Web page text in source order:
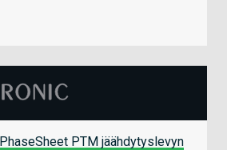
PTM jäähdytyslevyn